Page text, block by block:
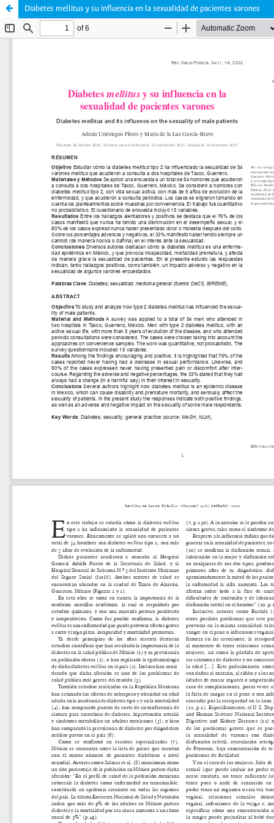
Diabetes mellitus y su influencia en la sexualidad de pacientes varones